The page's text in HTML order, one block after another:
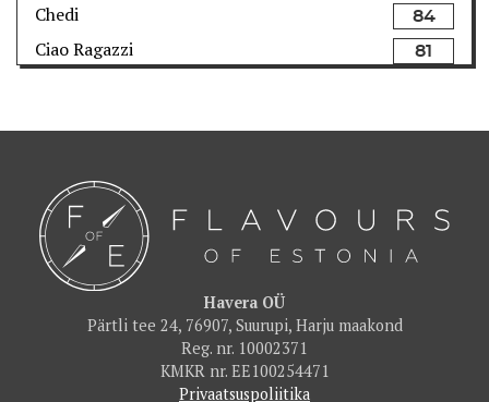
Chedi 84
Ciao Ragazzi 81
F-hoone
F.Burger 80
Fotografiska Restoran 91
Franzia
FUME Restoran
Gastro Bar TUJU
Havera OÜ
Pärtli tee 24, 76907, Suurupi, Harju maakond
Reg. nr. 10002371
KMKR nr. EE100254471
Privaatsuspoliitika